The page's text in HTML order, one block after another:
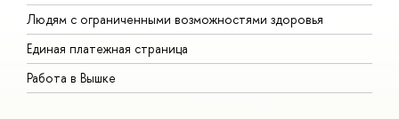
Людям с ограниченными возможностями здоровья
Единая платежная страница
Работа в Вышке